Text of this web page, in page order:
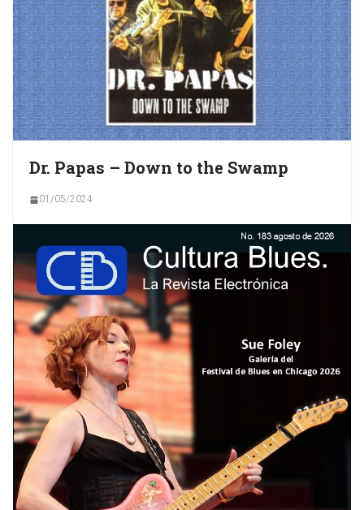
Dr. Papas – Down to the Swamp
01/05/2024